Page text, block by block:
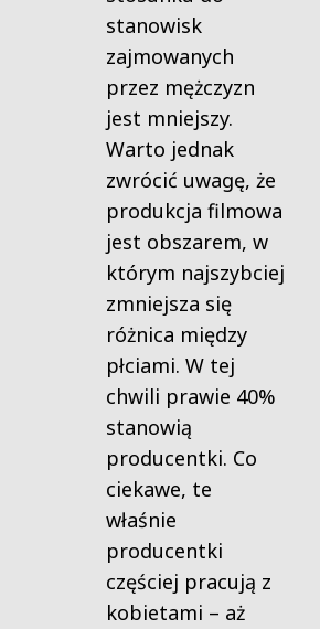
stanowisk
zajmowanych
przez mężczyzn
jest mniejszy.
Warto jednak
zwrócić uwagę, że
produkcja filmowa
jest obszarem, w
którym najszybciej
zmniejsza się
różnica między
płciami. W tej
chwili prawie 40%
stanowią
producentki. Co
ciekawe, te
właśnie
producentki
częściej pracują z
kobietami – aż